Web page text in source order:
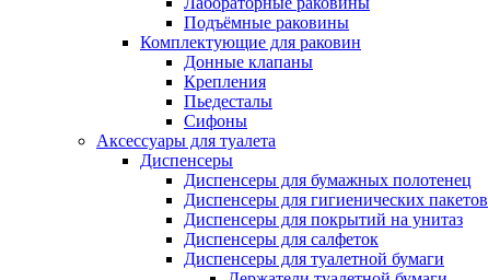
Подъёмные раковины
Комплектующие для раковин
Донные клапаны
Крепления
Пьедесталы
Сифоны
Аксессуары для туалета
Диспенсеры
Диспенсеры для бумажных полотенец
Диспенсеры для гигиенических пакетов
Диспенсеры для покрытий на унитаз
Диспенсеры для салфеток
Диспенсеры для туалетной бумаги